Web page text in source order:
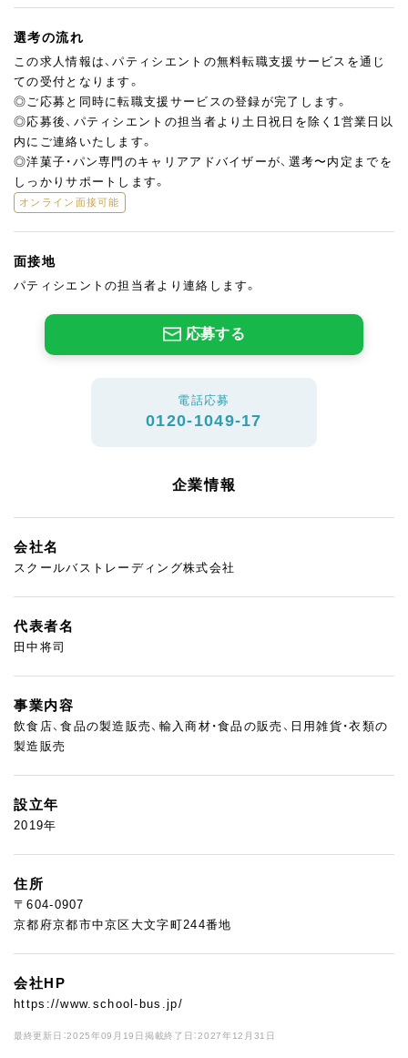
選考の流れ
この求人情報は、パティシエントの無料転職支援サービスを通じ
ての受付となります。
◎ご応募と同時に転職支援サービスの登録が完了します。
◎応募後、パティシエントの担当者より土日祝日を除く1営業日以
内にご連絡いたします。
◎洋菓子・パン専門のキャリアアドバイザーが、選考〜内定までを
しっかりサポートします。
オンライン面接可能
面接地
パティシエントの担当者より連絡します。
応募する
電話応募
0120-1049-17
企業情報
会社名
スクールバストレーディング株式会社
代表者名
田中将司
事業内容
飲食店、食品の製造販売、輸入商材・食品の販売、日用雑貨・衣類の
製造販売
設立年
2019年
住所
〒604-0907
京都府京都市中京区大文字町244番地
会社HP
https://www.school-bus.jp/
最終更新日：2025年09月19日 掲載終了日：2027年12月31日